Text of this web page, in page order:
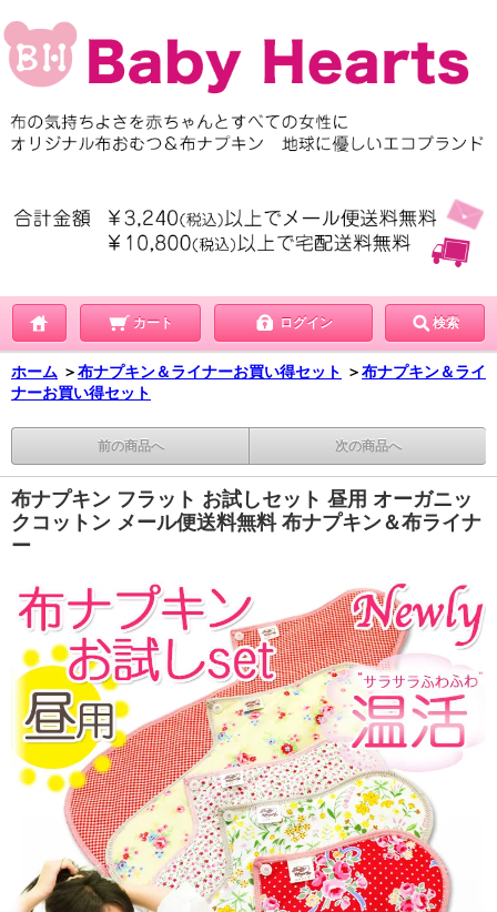
カート ログイン 検索
ホーム ＞布ナプキン＆ライナーお買い得セット ＞布ナプキン＆ライ
ナーお買い得セット
前の商品へ 次の商品へ
布ナプキン フラット お試しセット 昼用 オーガニッ
クコットン メール便送料無料 布ナプキン＆布ライナ
ー